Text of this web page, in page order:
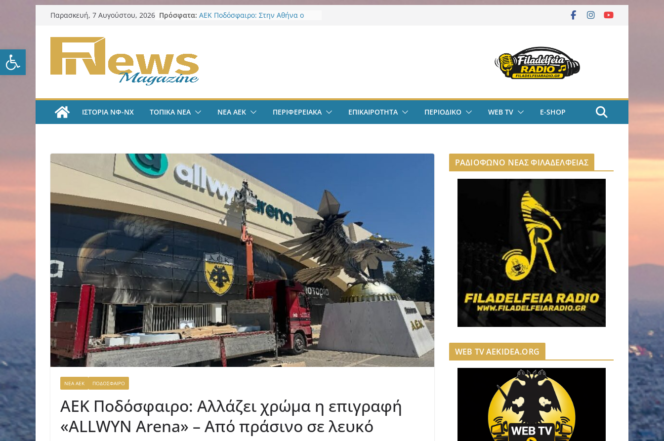
Ανοίξτε τη γραμμή εργαλείων
Μετάβαση
περιεχόμενο
Παρασκευή, 7 Αυγούστου, 2026 Πρόσφατα: ΑΕΚ Ποδόσφαιρο: Στην Αθήνα ο
ψηφιακά εργαλεία στην Ευρώπη
για τη διαφάνεια και τη
με Άννα Γκόμες Ρεσέντε
ΑΕΚ Χάντμπολ Γυναικών:
Ανακοίνωσε την Νικολίνα Ανδρέου,
18χρονη Κύπρια εξτρέμ
ΙΣΤΟΡΙΑ ΝΦ-ΝΧ ΤΟΠΙΚΑ ΝΕΑ ΝΕΑ ΑΕΚ ΠΕΡΙΦΕΡΕΙΑΚΑ ΕΠΙΚΑΙΡΟΤΗΤΑ ΠΕΡΙΟΔΙΚΟ WEB TV E-SHOP
ΝΕΑ ΑΕΚ ΠΟΔΟΣΦΑΙΡΟ
ΑΕΚ Ποδόσφαιρο: Αλλάζει χρώμα η επιγραφή
«ALLWYN Arena» – Από πράσινο σε λευκό
ΡΑΔΙΟΦΩΝΟ ΝΕΑΣ ΦΙΛΑΔΕΛΦΕΙΑΣ
WEB TV AEKIDEA.ORG